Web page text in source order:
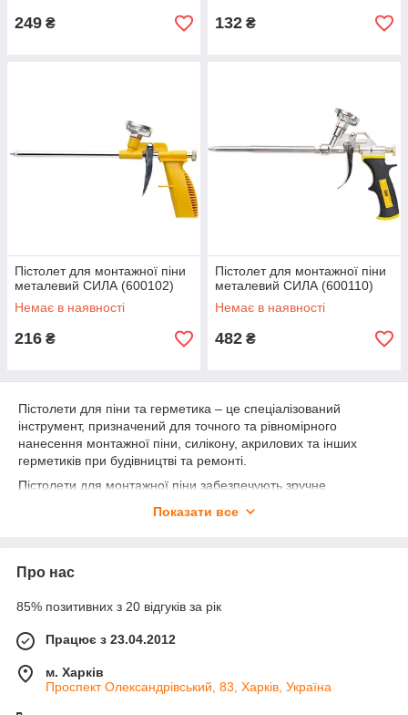
249 ₴ 132 ₴
Пістолет для монтажної піни
металевий СИЛА (600102)
Немає в наявності
216 ₴
Пістолет для монтажної піни
металевий СИЛА (600110)
Немає в наявності
482 ₴
Пістолети для піни та герметика – це спеціалізований
інструмент, призначений для точного та рівномірного
нанесення монтажної піни, силікону, акрилових та інших
герметиків при будівництві та ремонті.
Пістолети для монтажної піни забезпечують зручне
підходять для частого використання та дозволяють
Пістолети для герметика застосовуються при герметизації
покрівельних робіт. Існують ручні, напівавтоматичні та
акумуляторні моделі, які забезпечують стабільний тиск та
рівномірну подачу герметика.
Якісний пістолет дозволяє працювати акуратно, економічно
витрачати матеріал і досягати високої якості заповнення швів
Показати все
Про нас
85% позитивних з 20 відгуків за рік
Працює з 23.04.2012
м. Харків
Проспект Олександрівський, 83, Харків, Україна